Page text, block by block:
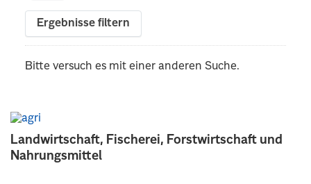
Landwirtschaft, Fischerei, Forstwirtschaft und
Nahrungsmittel
Ergebnisse filtern
Bitte versuch es mit einer anderen Suche.